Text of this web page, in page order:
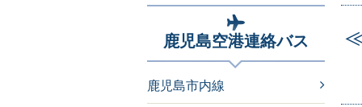
鹿児島空港連絡バス
鹿児島市内線